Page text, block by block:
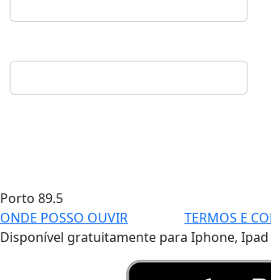
Porto 89.5
ONDE POSSO OUVIR
TERMOS E
Disponível gratuitamente para Iphone,